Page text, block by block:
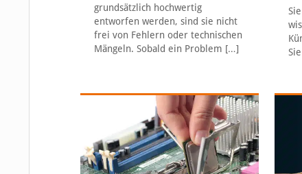
grundsätzlich hochwertig
entworfen werden, sind sie nicht
frei von Fehlern oder technischen
Mängeln. Sobald ein Problem […]